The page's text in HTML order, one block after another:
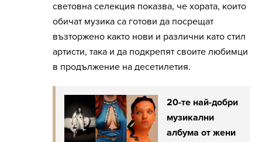
световна селекция показва, че хората, които
обичат музика са готови да посрещат
възторжено както нови и различни като стил
артисти, така и да подкрепят своите любимци
в продължение на десетилетия.
20-те най-добри
музикални
албума от жени